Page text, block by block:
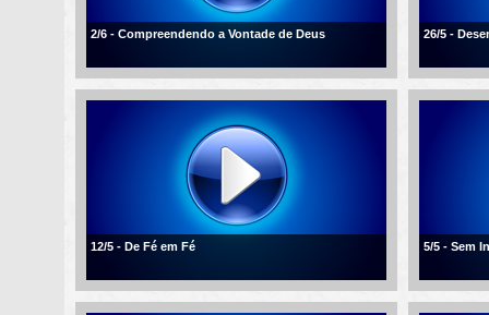
2/6 - Compreendendo a Vontade de Deus 26/5 -
12/5 - De Fé em Fé 5/5 - Sem